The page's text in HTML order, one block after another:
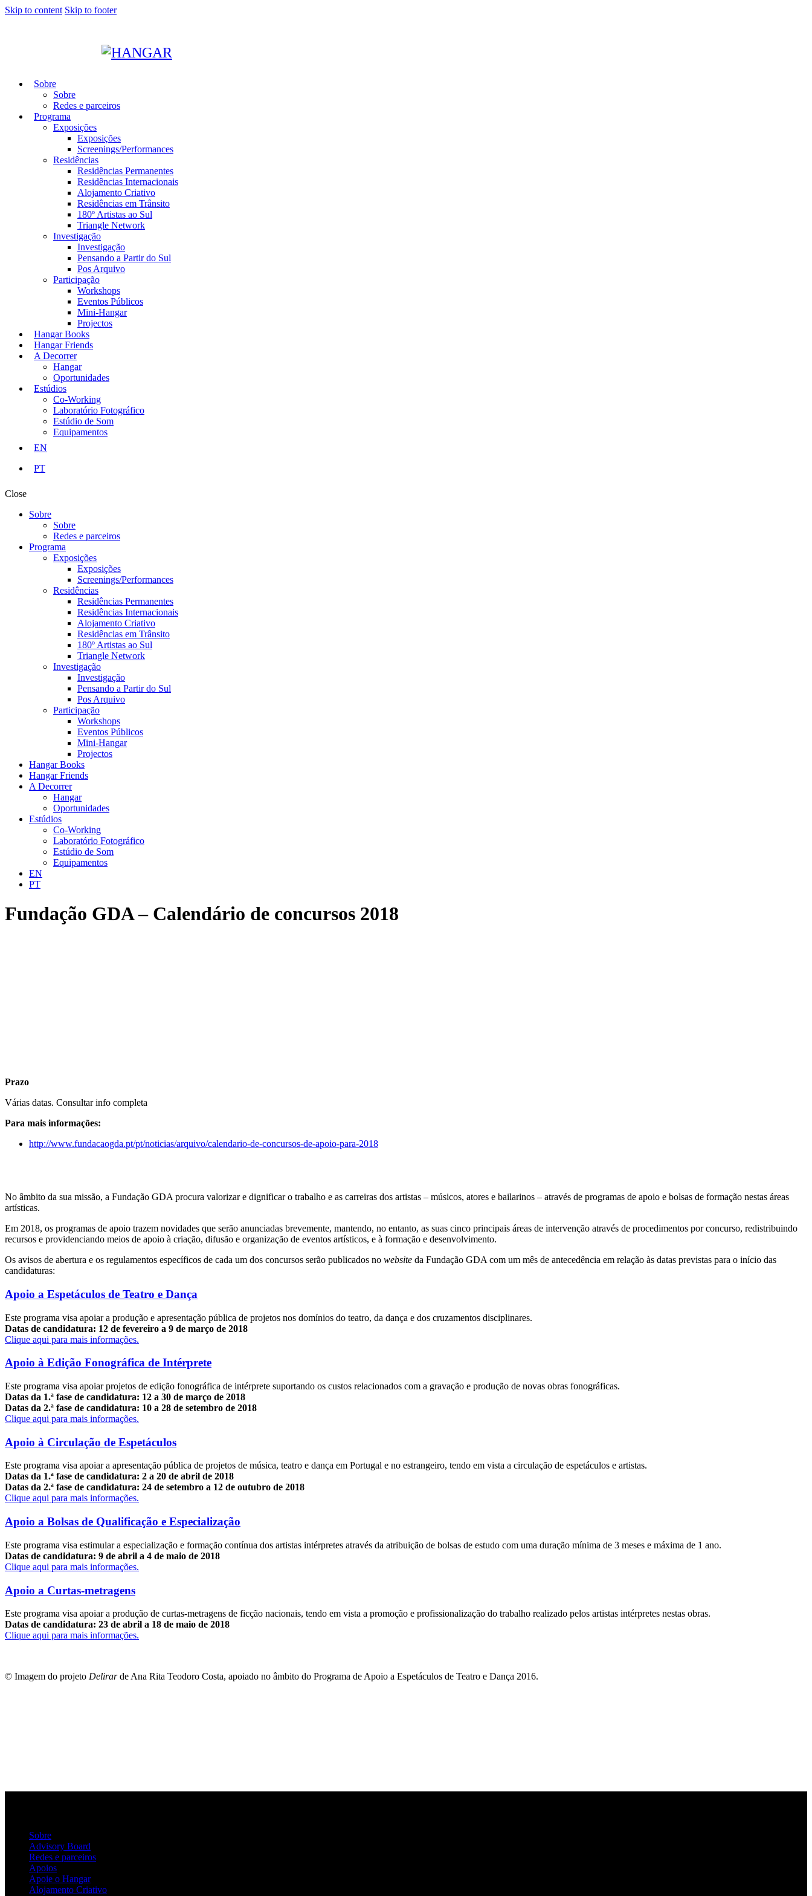
Skip to content Skip to footer
Sobre
Sobre
Redes e parceiros
Programa
Exposições
Exposições
Screenings/Performances
Residências
Residências Permanentes
Residências Internacionais
Alojamento Criativo
Residências em Trânsito
180º Artistas ao Sul
Triangle Network
Investigação
Investigação
Pensando a Partir do Sul
Pos Arquivo
Participação
Workshops
Eventos Públicos
Mini-Hangar
Projectos
Hangar Books
Hangar Friends
A Decorrer
Hangar
Oportunidades
Estúdios
Co-Working
Laboratório Fotográfico
Estúdio de Som
Equipamentos
EN
PT
Close
Sobre
Sobre
Redes e parceiros
Programa
Exposições
Exposições
Screenings/Performances
Residências
Residências Permanentes
Residências Internacionais
Alojamento Criativo
Residências em Trânsito
180º Artistas ao Sul
Triangle Network
Investigação
Investigação
Pensando a Partir do Sul
Pos Arquivo
Participação
Workshops
Eventos Públicos
Mini-Hangar
Projectos
Hangar Books
Hangar Friends
A Decorrer
Hangar
Oportunidades
Estúdios
Co-Working
Laboratório Fotográfico
Estúdio de Som
Equipamentos
EN
PT
Fundação GDA – Calendário de concursos 2018
Prazo
Várias datas. Consultar info completa
Para mais informações:
http://www.fundacaogda.pt/pt/noticias/arquivo/calendario-de-concursos-de-apoio-para-2018
No âmbito da sua missão, a Fundação GDA procura valorizar e dignificar o trabalho e as carreiras dos artistas – músicos, atores e bailarinos – através de programas de apoio e bolsas de formação nestas áreas
artísticas.
Em 2018, os programas de apoio trazem novidades que serão anunciadas brevemente, mantendo, no entanto, as suas cinco principais áreas de intervenção através de procedimentos por concurso, redistribuindo
recursos e providenciando meios de apoio à criação, difusão e organização de eventos artísticos, e à formação e desenvolvimento.
Os avisos de abertura e os regulamentos específicos de cada um dos concursos serão publicados no website da Fundação GDA com um mês de antecedência em relação às datas previstas para o início das
candidaturas:
Apoio a Espetáculos de Teatro e Dança
Este programa visa apoiar a produção e apresentação pública de projetos nos domínios do teatro, da dança e dos cruzamentos disciplinares.
Datas de candidatura: 12 de fevereiro a 9 de março de 2018
Clique aqui para mais informações.
Apoio à Edição Fonográfica de Intérprete
Este programa visa apoiar projetos de edição fonográfica de intérprete suportando os custos relacionados com a gravação e produção de novas obras fonográficas.
Datas da 1.ª fase de candidatura: 12 a 30 de março de 2018
Datas da 2.ª fase de candidatura: 10 a 28 de setembro de 2018
Clique aqui para mais informações.
Apoio à Circulação de Espetáculos
Este programa visa apoiar a apresentação pública de projetos de música, teatro e dança em Portugal e no estrangeiro, tendo em vista a circulação de espetáculos e artistas.
Datas da 1.ª fase de candidatura: 2 a 20 de abril de 2018
Datas da 2.ª fase de candidatura: 24 de setembro a 12 de outubro de 2018
Clique aqui para mais informações.
Apoio a Bolsas de Qualificação e Especialização
Este programa visa estimular a especialização e formação contínua dos artistas intérpretes através da atribuição de bolsas de estudo com uma duração mínima de 3 meses e máxima de 1 ano.
Datas de candidatura: 9 de abril a 4 de maio de 2018
Clique aqui para mais informações.
Apoio a Curtas-metragens
Este programa visa apoiar a produção de curtas-metragens de ficção nacionais, tendo em vista a promoção e profissionalização do trabalho realizado pelos artistas intérpretes nestas obras.
Datas de candidatura: 23 de abril a 18 de maio de 2018
Clique aqui para mais informações.
© Imagem do projeto Delirarde Ana Rita Teodoro Costa, apoiado no âmbito do Programa de Apoio a Espetáculos de Teatro e Dança 2016.
Sobre
Advisory Board
Redes e parceiros
Apoios
Apoie o Hangar
Alojamento Criativo